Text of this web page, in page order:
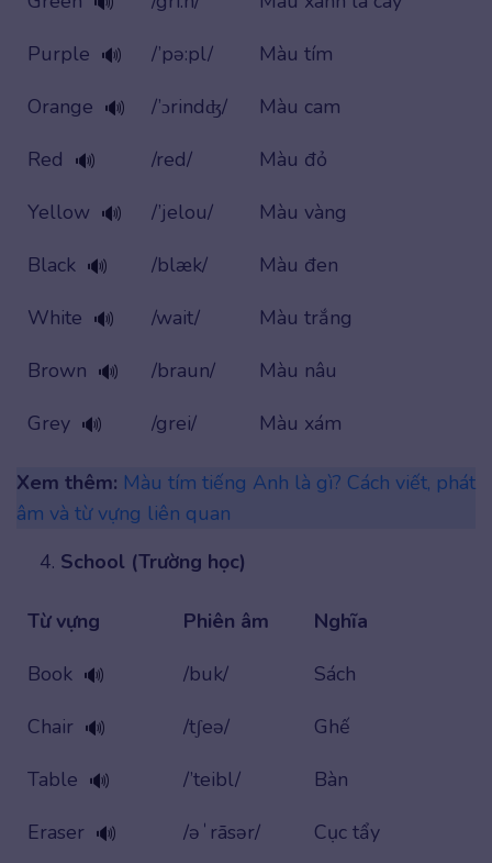
Purple 🔊 /’pə:pl/
Màu tím
Orange 🔊 /’ɔrindʤ/
Màu cam
Red 🔊 /red/
Màu đỏ
Yellow 🔊 /’jelou/
Màu vàng
Black 🔊 /blæk/
Màu đen
White 🔊 /wait/
Màu trắng
Brown 🔊 /braun/
Màu nâu
Grey 🔊 /grei/ Màu xám
Xem thêm: Màu tím tiếng Anh là gì? Cách viết, phát
âm và từ vựng liên quan
School (Trường học)
Từ vựng Phiên âm
Nghĩa
Book 🔊 /buk/
Sách
Chair 🔊 /tʃeə/
Ghế
Table 🔊 /’teibl/
Bàn
Eraser 🔊 /əˈrāsər/
Cục tẩy